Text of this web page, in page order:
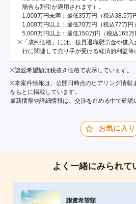
場合も割引が適用されます）。
1,000万円未満：最低35万円（税込38.5万
1,000万円以上：最低70万円（税込77万円）
5,000万円以上：最低150万円（税込165万
「成約価格」には、役員退職慰労金や借
行に関連して売り手が受ける経済的利益等
※譲渡希望額は税抜き価格で表示しています。
※本案件情報は、公開日時点のヒアリング情報
をもとに掲載しています。
最新情報や詳細情報は、交渉を進める中で確認
お気に入り
よく一緒にみられて
譲渡希望額